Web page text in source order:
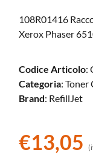
108R01416
Xerox Phaser
Codice Articolo:
Categoria:
Brand: RefillJet
€13,05